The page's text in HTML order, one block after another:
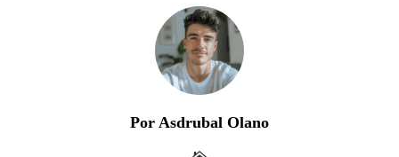
Por Asdrubal Olano